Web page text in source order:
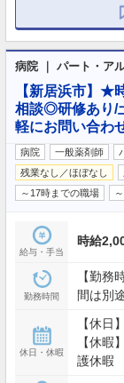
病院 ｜ パート・ア
【新居浜市】★
相談◎研修あり/
軽にお問い合わ
病院 一般薬剤師
残業なし／ほぼなし
～17時までの職場
給与・手当
時給
勤務時間
【勤
間は別
休日・休暇
【休日
【休暇
護休暇